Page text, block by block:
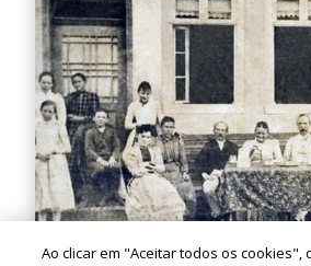
Ao clicar em "Aceitar todos os cookies",